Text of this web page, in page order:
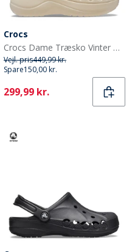
Crocs
Crocs Dame Træsko Vinter Hvid
Vejl. pris449,99 kr.
Spare150,00 kr.
Current
299,99 kr.